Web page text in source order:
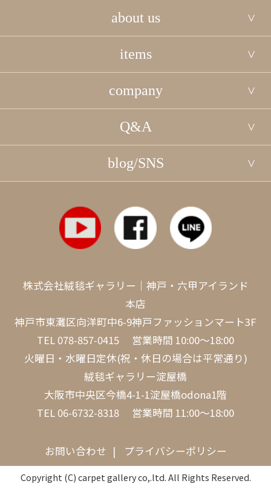
about us
items
company
Q&A
blog/SNS
株式会社絨毯ギャラリー｜神戸・六甲アイランド
本店
神戸市東灘区向洋町中6-9神戸ファッションマート3F
TEL 078-857-0415 営業時間 10:00～18:00
火曜日・水曜日定休(祝・休日の場合は平常通り)
絨毯ギャラリー淀屋橋
大阪市中央区今橋4-1-1淀屋橋odona1階
TEL 06-6732-8318 営業時間 11:00～18:00
お問い合わせ プライバシーポリシー
Copyright (C) carpet gallery co,.ltd. All Rights Reserved.